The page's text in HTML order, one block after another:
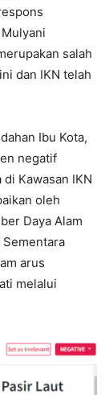
salah
dan IKN telah
Ibu Kota,
negatif
Kawasan IKN
oleh
Daya Alam
Sementara
arus
melalui